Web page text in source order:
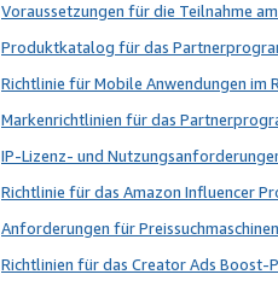
Voraussetzungen für die Teilnahme
Produktkatalog für das
Richtlinie für Mobile Anwendungen im
Markenrichtlinien für das
IP-Lizenz- und
Richtlinie für das Amazon Influencer
Anforderungen für
Richtlinien für das Creator Ads Boost-